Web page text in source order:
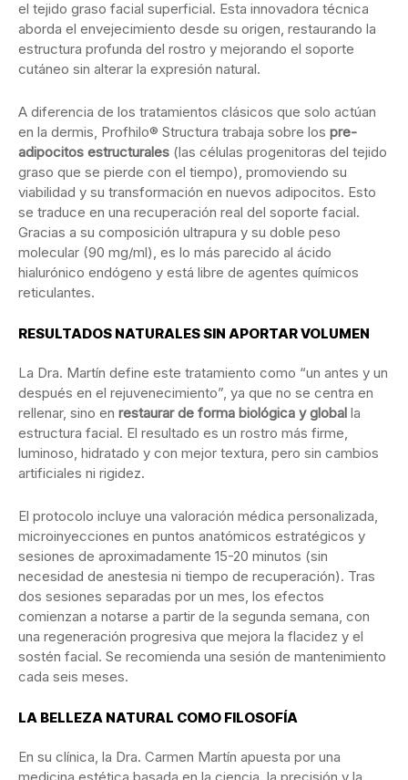
el tejido graso facial superficial. Esta innovadora técnica
aborda el envejecimiento desde su origen, restaurando la
estructura profunda del rostro y mejorando el soporte
cutáneo sin alterar la expresión natural.
A diferencia de los tratamientos clásicos que solo actúan
en la dermis, Profhilo® Structura trabaja sobre los pre-
adipocitos estructurales (las células progenitoras del tejido
graso que se pierde con el tiempo), promoviendo su
viabilidad y su transformación en nuevos adipocitos. Esto
se traduce en una recuperación real del soporte facial.
Gracias a su composición ultrapura y su doble peso
molecular (90 mg/ml), es lo más parecido al ácido
hialurónico endógeno y está libre de agentes químicos
reticulantes.
RESULTADOS NATURALES SIN APORTAR VOLUMEN
La Dra. Martín define este tratamiento como “un antes y un
después en el rejuvenecimiento”, ya que no se centra en
rellenar, sino en restaurar de forma biológica y global la
estructura facial. El resultado es un rostro más firme,
luminoso, hidratado y con mejor textura, pero sin cambios
artificiales ni rigidez.
El protocolo incluye una valoración médica personalizada,
microinyecciones en puntos anatómicos estratégicos y
sesiones de aproximadamente 15-20 minutos (sin
necesidad de anestesia ni tiempo de recuperación). Tras
dos sesiones separadas por un mes, los efectos
comienzan a notarse a partir de la segunda semana, con
una regeneración progresiva que mejora la flacidez y el
sostén facial. Se recomienda una sesión de mantenimiento
cada seis meses.
LA BELLEZA NATURAL COMO FILOSOFÍA
En su clínica, la Dra. Carmen Martín apuesta por una